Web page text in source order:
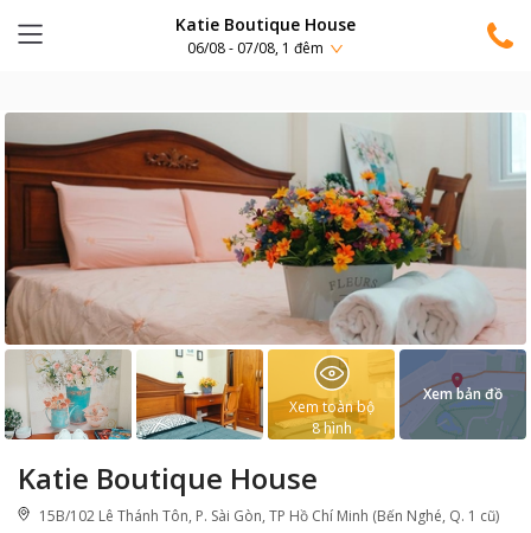
Katie Boutique House
06/08 - 07/08, 1 đêm
Katie Boutique House
15B/102 Lê Thánh Tôn, P. Sài Gòn, TP Hồ Chí Minh (Bến Nghé, Q. 1 cũ)
Xem toàn bộ
8hình
Xem bản đồ